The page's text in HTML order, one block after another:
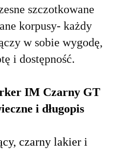
szczotkowane
korpusy- każdy
w sobie wygodę,
i dostępność.
IM Czarny GT
i długopis
czarny lakier i